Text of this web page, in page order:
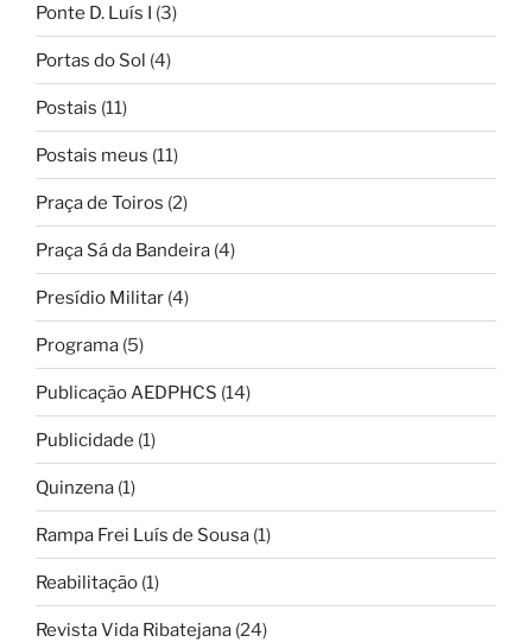
Ponte D. Luís I (3)
Portas do Sol (4)
Postais (11)
Postais meus (11)
Praça de Toiros (2)
Praça Sá da Bandeira (4)
Presídio Militar (4)
Programa (5)
Publicação AEDPHCS (14)
Publicidade (1)
Quinzena (1)
Rampa Frei Luís de Sousa (1)
Reabilitação (1)
Revista Vida Ribatejana (24)